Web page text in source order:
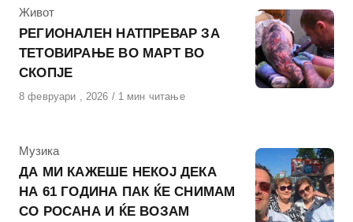
КАтегорија
Живот
РЕГИОНАЛЕН НАТПРЕВАР ЗА
ТЕТОВИРАЊЕ ВО МАРТ ВО
СКОПЈЕ
Објавено
8 февруари , 2026 1 мин читање
КАтегорија
Музика
ДА МИ КАЖЕШЕ НЕКОЈ ДЕКА
НА 61 ГОДИНА ПАК ЌЕ СНИМАМ
СО РОСАНА И ЌЕ ВОЗАМ